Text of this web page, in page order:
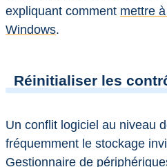
expliquant comment mettre
Windows.
Réinitialiser les
Un conflit logiciel au niveau
fréquemment le stockage
Gestionnaire de